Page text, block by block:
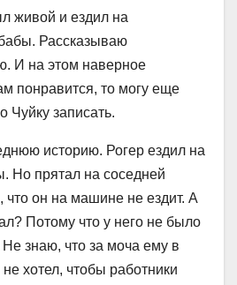
живой и ездил на
Рассказываю
И на этом наверное
понравится, то могу еще
Чуйку записать.
историю. Рогер ездил на
Но прятал на соседней
что он на машине не ездит. А
Потому что у него не было
Не знаю, что за моча ему в
не хотел, чтобы работники